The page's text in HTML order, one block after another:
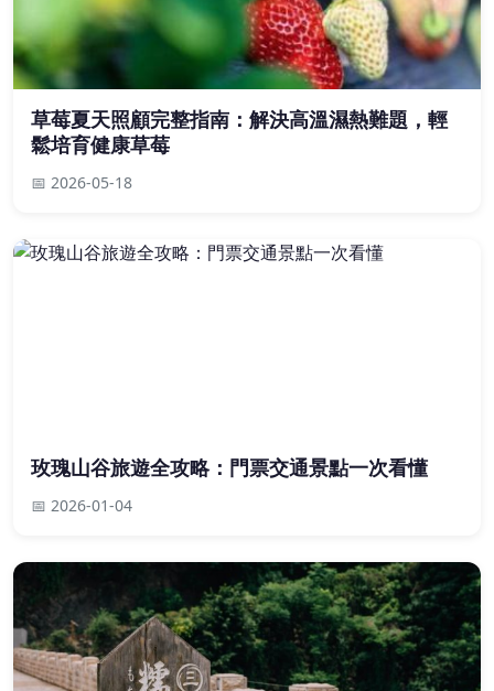
草莓夏天照顧完整指南：解決高溫濕熱難題，輕
鬆培育健康草莓
📅 2026-05-18
玫瑰山谷旅遊全攻略：門票交通景點一次看懂
📅 2026-01-04